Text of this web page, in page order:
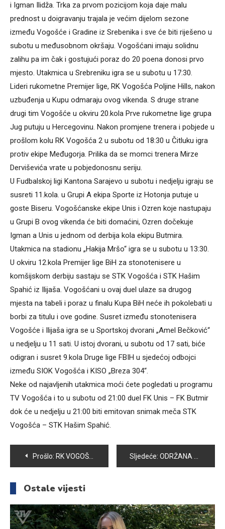
i Igman Ilidža. Trka za prvom pozicijom koja daje malu
prednost u doigravanju trajala je većim dijelom sezone
između Vogošće i Gradine iz Srebenika i sve će biti riješeno u
subotu u međusobnom okršaju. Vogošćani imaju solidnu
zalihu pa im čak i gostujući poraz do 20 poena donosi prvo
mjesto. Utakmica u Srebreniku igra se u subotu u 17:30.
Lideri rukometne Premijer lige, RK Vogošća Poljine Hills, nakon
uzbuđenja u Kupu odmaraju ovog vikenda. S druge strane
drugi tim Vogošće u okviru 20.kola Prve rukometne lige grupa
Jug putuju u Hercegovinu. Nakon promjene trenera i pobjede u
prošlom kolu RK Vogošća 2 u subotu od 18:30 u Čitluku igra
protiv ekipe Međugorja. Prilika da se momci trenera Mirze
Derviševića vrate u pobjedonosnu seriju.
U Fudbalskoj ligi Kantona Sarajevo u subotu i nedjelju igraju se
susreti 11.kola. u Grupi A ekipa Sporte iz Hotonja putuje u
goste Biseru. Vogošćanske ekipe Unis i Ozren koje nastupaju
u Grupi B ovog vikenda će biti domaćini, Ozren dočekuje
Igman a Unis u jednom od derbija kola ekipu Butmira.
Utakmica na stadionu „Hakija Mršo“ igra se u subotu u 13:30.
U okviru 12.kola Premijer lige BiH za stonotenisere u
komšijskom derbiju sastaju se STK Vogošća i STK Hašim
Spahić iz Ilijaša. Vogošćani u ovaj duel ulaze sa drugog
mjesta na tabeli i poraz u finalu Kupa BiH neće ih pokolebati u
borbi za titulu i ove godine. Susret između stonotenisera
Vogošće i Ilijaša igra se u Sportskoj dvorani „Amel Bečković“
u nedjelju u 11 sati. U istoj dvorani, u subotu od 17 sati, biće
odigran i susret 9.kola Druge lige FBIH u sjedećoj odbojci
između SIOK Vogošća i KISO „Breza 304“.
Neke od najavljenih utakmica moći ćete pogledati u programu
TV Vogošća i to u subotu od 21:00 duel FK Unis – FK Butmir
dok će u nedjelju u 21:00 biti emitovan snimak meča STK
Vogošća – STK Hašim Spahić.
Navigacija
članaka
Prošlo: RK VOGOŠĆA POLJINE HILLS PORAŽEN U BANJALUCI. RK BORAC SLAVIO REZULTATOM 27:18 I PROŠAO U POLUFINALE KUP-a BIH Sljedeće: ODRŽANA PETNAESTA REDOVNA SKUPŠTINA OK “VOGOŠĆA”
Ostale vijesti